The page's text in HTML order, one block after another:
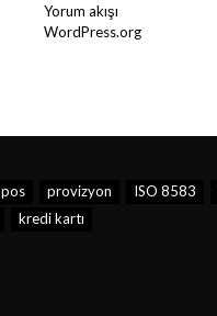
Yorum akışı
WordPress.org
pos provizyon ISO 8583
kredi kartı